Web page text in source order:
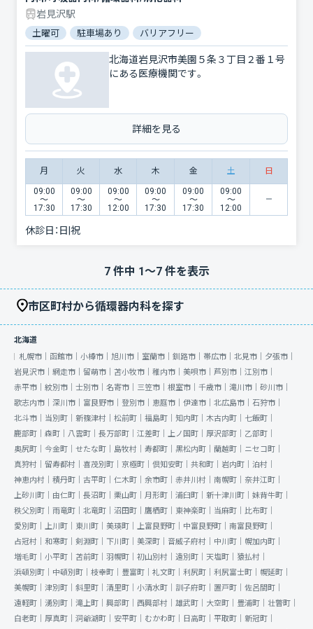
岩見沢駅
土曜可 駐車場あり バリアフリー
北海道岩見沢市美園５条３丁目２番１号
にある医療機関です。
詳細を見る
月 火 水 木 金 土 日
09:00
〜
17:30
09:00
〜
17:30
09:00
〜
12:00
09:00
〜
17:30
09:00
〜
17:30
09:00
〜
12:00
休診日： 日|祝
7件中 1〜7件を表示
市区町村から循環器内科を探す
北海道
札幌市｜ 函館市｜ 小樽市｜ 旭川市｜ 室蘭市｜ 釧路市｜ 帯広市｜ 北見市｜ 夕張市｜
岩見沢市｜ 網走市｜ 留萌市｜ 苫小牧市｜ 稚内市｜ 美唄市｜ 芦別市｜ 江別市｜
赤平市｜ 紋別市｜ 士別市｜ 名寄市｜ 三笠市｜ 根室市｜ 千歳市｜ 滝川市｜ 砂川市｜
歌志内市｜ 深川市｜ 富良野市｜ 登別市｜ 恵庭市｜ 伊達市｜ 北広島市｜ 石狩市｜
北斗市｜ 当別町｜ 新篠津村｜ 松前町｜ 福島町｜ 知内町｜ 木古内町｜ 七飯町｜
鹿部町｜ 森町｜ 八雲町｜ 長万部町｜ 江差町｜ 上ノ国町｜ 厚沢部町｜ 乙部町｜
奥尻町｜ 今金町｜ せたな町｜ 島牧村｜ 寿都町｜ 黒松内町｜ 蘭越町｜ ニセコ町｜
真狩村｜ 留寿都村｜ 喜茂別町｜ 京極町｜ 倶知安町｜ 共和町｜ 岩内町｜ 泊村｜
神恵内村｜ 積丹町｜ 古平町｜ 仁木町｜ 余市町｜ 赤井川村｜ 南幌町｜ 奈井江町｜
上砂川町｜ 由仁町｜ 長沼町｜ 栗山町｜ 月形町｜ 浦臼町｜ 新十津川町｜ 妹背牛町｜
秩父別町｜ 雨竜町｜ 北竜町｜ 沼田町｜ 鷹栖町｜ 東神楽町｜ 当麻町｜ 比布町｜
愛別町｜ 上川町｜ 東川町｜ 美瑛町｜ 上富良野町｜ 中富良野町｜ 南富良野町｜
占冠村｜ 和寒町｜ 剣淵町｜ 下川町｜ 美深町｜ 音威子府村｜ 中川町｜ 幌加内町｜
増毛町｜ 小平町｜ 苫前町｜ 羽幌町｜ 初山別村｜ 遠別町｜ 天塩町｜ 猿払村｜
浜頓別町｜ 中頓別町｜ 枝幸町｜ 豊富町｜ 礼文町｜ 利尻町｜ 利尻富士町｜ 幌延町｜
美幌町｜ 津別町｜ 斜里町｜ 清里町｜ 小清水町｜ 訓子府町｜ 置戸町｜ 佐呂間町｜
遠軽町｜ 湧別町｜ 滝上町｜ 興部町｜ 西興部村｜ 雄武町｜ 大空町｜ 豊浦町｜ 壮瞥町｜
白老町｜ 厚真町｜ 洞爺湖町｜ 安平町｜ むかわ町｜ 日高町｜ 平取町｜ 新冠町｜